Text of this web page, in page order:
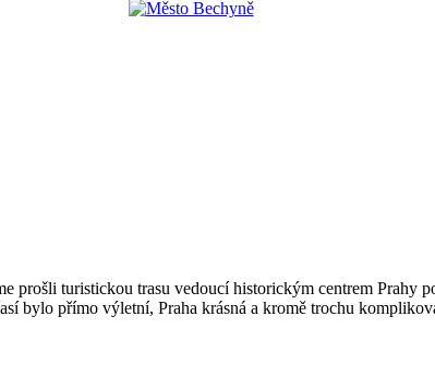
turistickou trasu vedoucí historickým centrem Prahy
bylo přímo výletní, Praha krásná a kromě trochu